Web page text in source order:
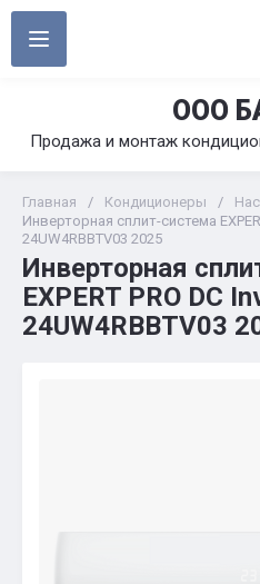
ООО
Продажа и монтаж
Главная / Кондиционеры /
Инверторная cплит-система
24UW4RBBTV03 2025
Инверторная
EXPERT PRO DC
24UW4RBBTV03